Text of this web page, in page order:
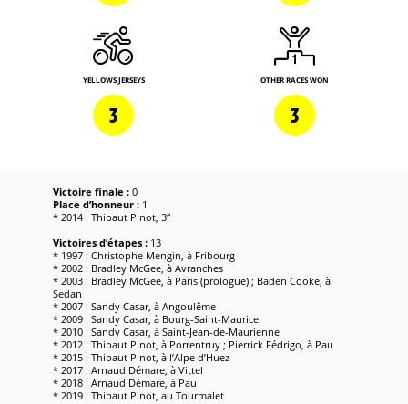
YELLOWS JERSEYS
3
OTHER RACES WON
3
Victoire finale : 0
Place d’honneur : 1
* 2014 : Thibaut Pinot, 3e
Victoires d’étapes : 13
* 1997 : Christophe Mengin, à Fribourg
* 2002 : Bradley McGee, à Avranches
* 2003 : Bradley McGee, à Paris (prologue) ; Baden Cooke, à
Sedan
* 2007 : Sandy Casar, à Angoulême
* 2009 : Sandy Casar, à Bourg-Saint-Maurice
* 2010 : Sandy Casar, à Saint-Jean-de-Maurienne
* 2012 : Thibaut Pinot, à Porrentruy ; Pierrick Fédrigo, à Pau
* 2015 : Thibaut Pinot, à l’Alpe d’Huez
* 2017 : Arnaud Démare, à Vittel
* 2018 : Arnaud Démare, à Pau
* 2019 : Thibaut Pinot, au Tourmalet